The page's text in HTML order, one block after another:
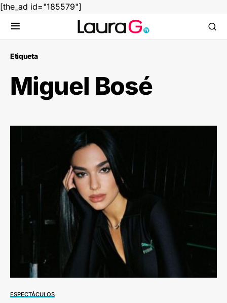
[the_ad id="185579"]
Etiqueta
Miguel Bosé
ESPECTÁCULOS